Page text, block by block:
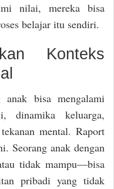
nilai, mereka bisa
belajar itu sendiri.
Konteks
anak bisa mengalami
dinamika keluarga,
mental. Raport
Seorang anak dengan
tidak mampu—bisa
pribadi yang tidak